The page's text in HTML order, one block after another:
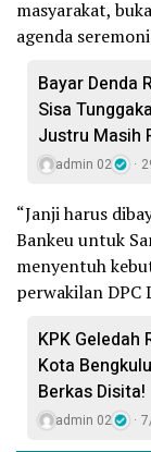
masyarakat,
agenda
Bayar Denda
Sisa
Justru Masih
admin 02
“Janji harus
Bankeu untuk
menyentuh
perwakilan DPC
KPK Geledah
Kota
Berkas Disita!
admin 02